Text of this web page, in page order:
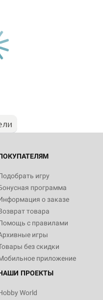
игру
программа
о заказе
товара
с правилами
игры
без скидки
приложение
ПРОЕКТЫ
World